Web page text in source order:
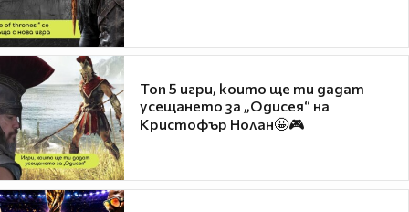
Топ 5 игри, които ще ти дадат
усещането за „Одисея“ на
Кристофър Нолан🤩🎮